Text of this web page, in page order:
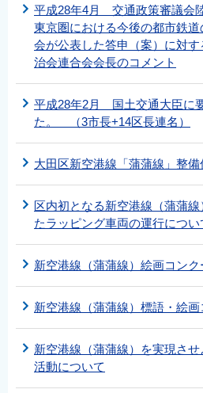
平成28年4月 交通政策審議会
東京圏における今後の都市鉄
会が公表した答申（案）に対
治会連合会会長のコメント
平成28年2月 国土交通大臣に
た。 （3市長+14区長連名）
大田区新空港線「蒲蒲線」整
区内初となる新空港線（蒲蒲
たラッピング車両の運行につい
新空港線（蒲蒲線）絵画コンク
新空港線（蒲蒲線）標語・絵
新空港線（蒲蒲線）を実現さ
活動について